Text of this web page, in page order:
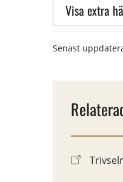
Visa extra
Senast